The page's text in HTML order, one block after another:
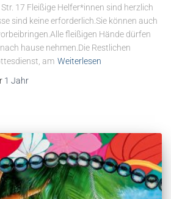
17 Fleißige Helfer*innen sind herzlich
sind keine erforderlich.Sie können auch
fleißigen Hände dürfen
hause nehmen.Die Restlichen
am Weiterlesen
1 Jahr